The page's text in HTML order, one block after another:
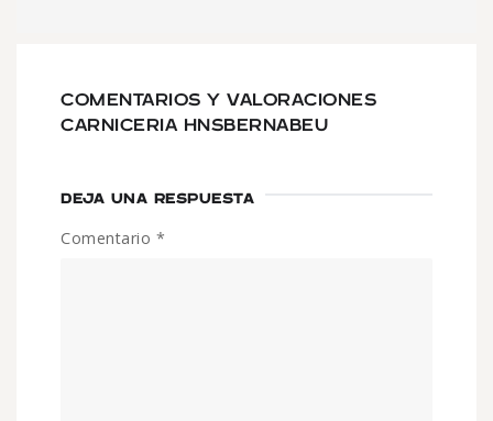
COMENTARIOS Y VALORACIONES
CARNICERIA HNSBERNABEU
DEJA UNA RESPUESTA
Comentario *